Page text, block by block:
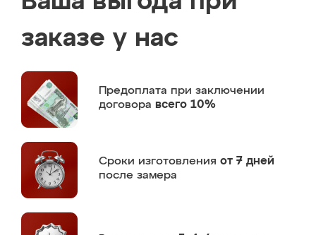
заказе у нас
Предоплата при заключении
договора всего 10%
Сроки изготовления от 7 дней
после замера